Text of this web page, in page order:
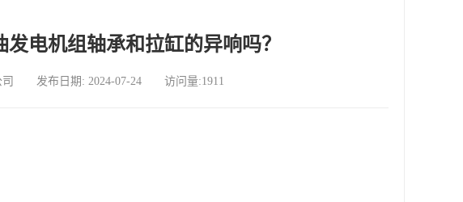
电机组轴承和拉缸的异响吗？
司 发布日期: 2024-07-24 访问量:1911